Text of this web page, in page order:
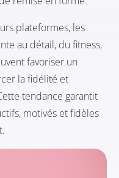
plateformes, les
au détail, du fitness,
favoriser un
la fidélité et
tendance garantit
motivés et fidèles